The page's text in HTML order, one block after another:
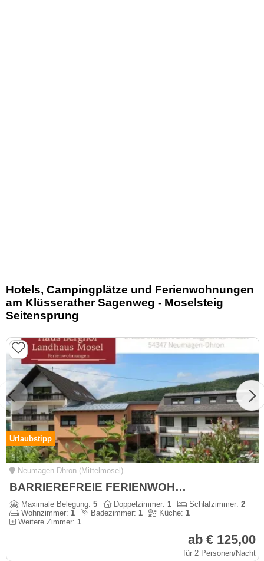
Hotels, Campingplätze und Ferienwohnungen
am Klüsserather Sagenweg - Moselsteig
Seitensprung
Urlaubstipp
Neumagen-Dhron (Mittelmosel)
BARRIEREFREIE FERIENWOHNUNG LAVENDEL MIT PFLEGEBETT, MOSELBLICK, für Gäste mit eingeschränkter Beweglichkeit - Rollstuhlfahrer - kostenloses WLAN - Ferienweingut
Maximale Belegung: 5 Doppelzimmer: 1 Schlafzimmer: 2
Wohnzimmer: 1 Badezimmer: 1 Küche: 1
Weitere Zimmer: 1
ab € 125,00
für 2 Personen/Nacht